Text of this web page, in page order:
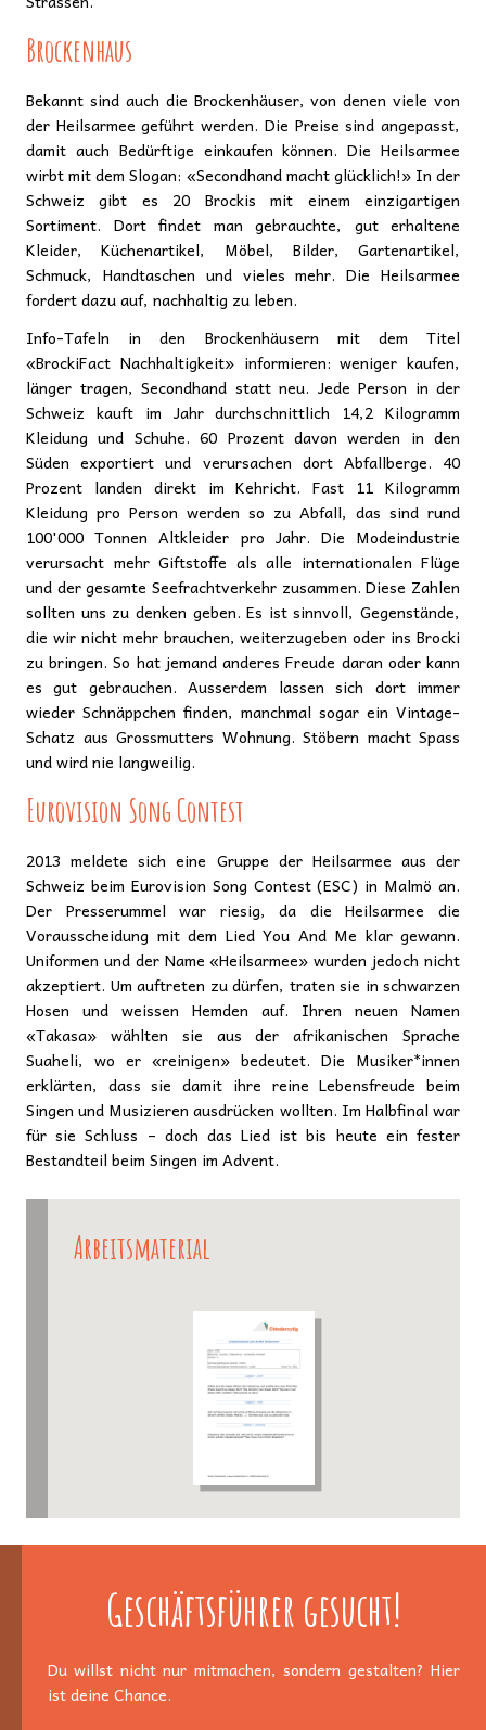
Brockenhaus
Bekannt sind auch die Brockenhäuser, von denen viele von
der Heilsarmee geführt werden. Die Preise sind angepasst,
damit auch Bedürftige einkaufen können. Die Heilsarmee
wirbt mit dem Slogan: «Secondhand macht glücklich!» In der
Schweiz gibt es 20 Brockis mit einem einzigartigen
Sortiment. Dort findet man gebrauchte, gut erhaltene
Kleider, Küchenartikel, Möbel, Bilder, Gartenartikel,
Schmuck, Handtaschen und vieles mehr. Die Heilsarmee
fordert dazu auf, nachhaltig zu leben.
Info-Tafeln in den Brockenhäusern mit dem Titel
«BrockiFact Nachhaltigkeit» informieren: weniger kaufen,
länger tragen, Secondhand statt neu. Jede Person in der
Schweiz kauft im Jahr durchschnittlich 14,2 Kilogramm
Kleidung und Schuhe. 60 Prozent davon werden in den
Süden exportiert und verursachen dort Abfallberge. 40
Prozent landen direkt im Kehricht. Fast 11 Kilogramm
Kleidung pro Person werden so zu Abfall, das sind rund
100'000 Tonnen Altkleider pro Jahr. Die Modeindustrie
verursacht mehr Giftstoffe als alle internationalen Flüge
und der gesamte Seefrachtverkehr zusammen. Diese Zahlen
sollten uns zu denken geben. Es ist sinnvoll, Gegenstände,
die wir nicht mehr brauchen, weiterzugeben oder ins Brocki
zu bringen. So hat jemand anderes Freude daran oder kann
es gut gebrauchen. Ausserdem lassen sich dort immer
wieder Schnäppchen finden, manchmal sogar ein Vintage-
Schatz aus Grossmutters Wohnung. Stöbern macht Spass
und wird nie langweilig.
Eurovision Song Contest
2013 meldete sich eine Gruppe der Heilsarmee aus der
Schweiz beim Eurovision Song Contest (ESC) in Malmö an.
Der Presserummel war riesig, da die Heilsarmee die
Vorausscheidung mit dem Lied You And Me klar gewann.
Uniformen und der Name «Heilsarmee» wurden jedoch nicht
akzeptiert. Um auftreten zu dürfen, traten sie in schwarzen
Hosen und weissen Hemden auf. Ihren neuen Namen
«Takasa» wählten sie aus der afrikanischen Sprache
Suaheli, wo er «reinigen» bedeutet. Die Musiker*innen
erklärten, dass sie damit ihre reine Lebensfreude beim
Singen und Musizieren ausdrücken wollten. Im Halbfinal war
für sie Schluss – doch das Lied ist bis heute ein fester
Bestandteil beim Singen im Advent.
Arbeitsmaterial
Geschäftsführer gesucht!
Du willst nicht nur mitmachen, sondern gestalten? Hier
ist deine Chance.